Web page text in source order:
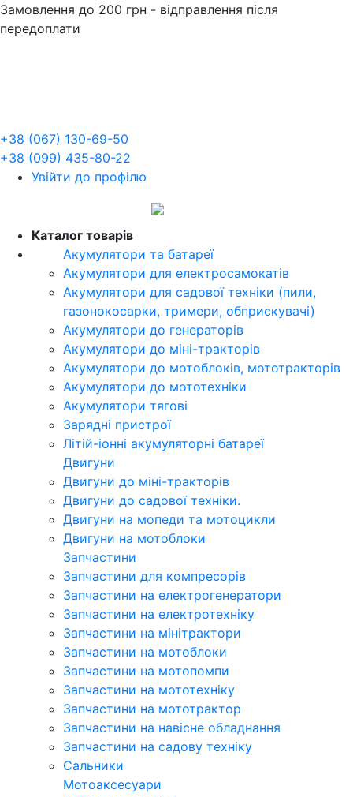
Замовлення до 200 грн - відправлення після
передоплати
+38 (067) 130-69-50
+38 (099) 435-80-22
Увійти до профілю
Каталог товарів
Акумулятори та батареї
Акумулятори для електросамокатів
Акумулятори для садової техніки (пили,
газонокосарки, тримери, обприскувачі)
Акумулятори до генераторів
Акумулятори до міні-тракторів
Акумулятори до мотоблоків, мототракторів
Акумулятори до мототехніки
Акумулятори тягові
Зарядні пристрої
Літій-іонні акумуляторні батареї
Двигуни
Двигуни до міні-тракторів
Двигуни до садової техніки.
Двигуни на мопеди та мотоцикли
Двигуни на мотоблоки
Запчастини
Запчастини для компресорів
Запчастини на електрогенератори
Запчастини на електротехніку
Запчастини на мінітрактори
Запчастини на мотоблоки
Запчастини на мотопомпи
Запчастини на мототехніку
Запчастини на мототрактор
Запчастини на навісне обладнання
Запчастини на садову техніку
Сальники
Мотоаксесуари